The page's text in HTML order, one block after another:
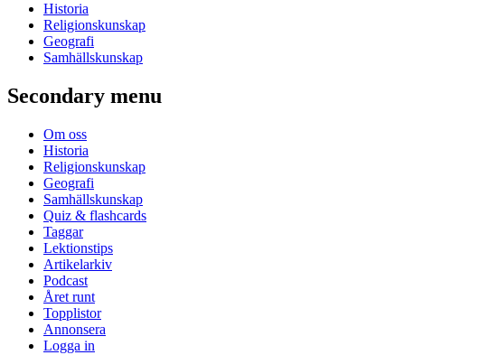
Historia
Religionskunskap
Geografi
Samhällskunskap
Secondary menu
Om oss
Historia
Religionskunskap
Geografi
Samhällskunskap
Quiz & flashcards
Taggar
Lektionstips
Artikelarkiv
Podcast
Året runt
Topplistor
Annonsera
Logga in